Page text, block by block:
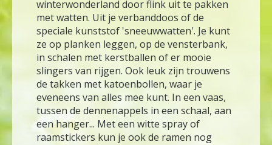
winterwonderland door flink uit te pakken
met watten. Uit je verbanddoos of de
speciale kunststof 'sneeuwwatten'. Je kunt
ze op planken leggen, op de vensterbank,
in schalen met kerstballen of er mooie
slingers van rijgen. Ook leuk zijn trouwens
de takken met katoenbollen, waar je
eveneens van alles mee kunt. In een vaas,
tussen de dennenappels in een schaal, aan
een hanger... Met een witte spray of
raamstickers kun je ook de ramen nog